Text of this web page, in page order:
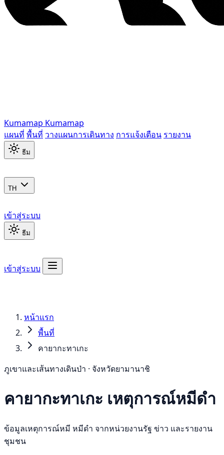
Kumamap Kumamap
แผนที่ พื้นที่ วางแผนการเดินทาง การแจ้งเตือน รายงาน
ธีม
TH
เข้าสู่ระบบ
ธีม
เข้าสู่ระบบ
หน้าแรก
พื้นที่
คายากะทาเกะ
ภูเขาและเส้นทางเดินป่า · จังหวัดยามานาชิ
คายากะทาเกะ เหตุการณ์หมีดำ
ข้อมูลเหตุการณ์หมี หมีดำ จากหน่วยงานรัฐ ข่าว และรายงาน
ชุมชน